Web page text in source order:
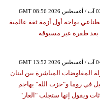
يواجه أول أزمة ثقة عالمية
بعد طفرة غير مسبوقة
المفاوضات المباشرة بين لبنان
في روما و"حزب الله" يهاجم
ويقول إنها ستجلب "العار"